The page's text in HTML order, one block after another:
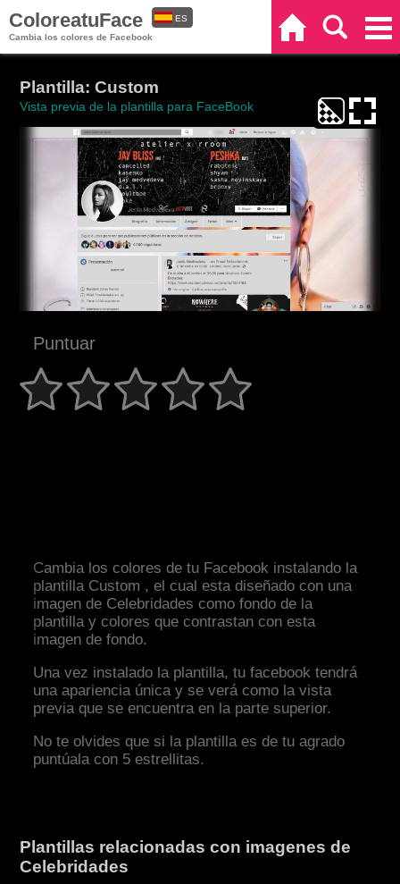
ColoreatuFace
Cambia los colores de Facebook
ES
Plantilla: Custom
Vista previa de la plantilla para FaceBook
Puntuar
Cambia los colores de tu Facebook instalando la
plantilla Custom , el cual esta diseñado con una
imagen de Celebridades como fondo de la
plantilla y colores que contrastan con esta
imagen de fondo.
Una vez instalado la plantilla, tu facebook tendrá
una apariencia única y se verá como la vista
previa que se encuentra en la parte superior.
No te olvides que si la plantilla es de tu agrado
puntúala con 5 estrellitas.
Plantillas relacionadas con imagenes de
Celebridades